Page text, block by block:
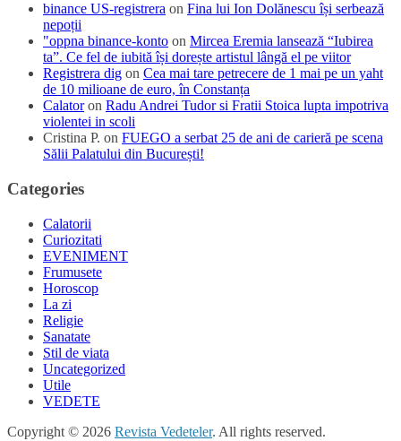
binance US-registrera on Fina lui Ion Dolănescu își serbează
nepoții
"oppna binance-konto on Mircea Eremia lansează “Iubirea
ta”. Ce fel de iubită își dorește artistul lângă el pe viitor
Registrera dig on Cea mai tare petrecere de 1 mai pe un yaht
de 10 milioane de euro, în Constanța
Calatoron Radu Andrei Tudor si Fratii Stoica lupta impotriva
violentei in scoli
Cristina P. on FUEGO a serbat 25 de ani de carieră pe scena
Sălii Palatului din București!
Categories
Calatorii
Curiozitati
EVENIMENT
Frumusete
Horoscop
La zi
Religie
Sanatate
Stil de viata
Uncategorized
Utile
VEDETE
Copyright © 2026 Revista Vedeteler. All rights reserved.